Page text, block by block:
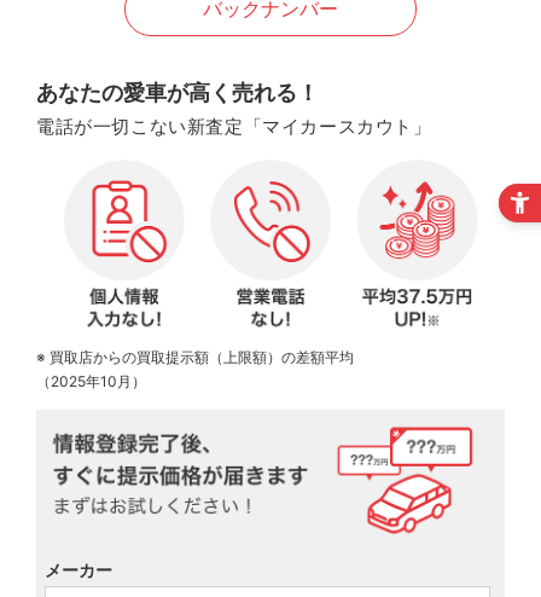
バックナンバー
あなたの愛車が高く売れる！
電話が一切こない新査定「マイカースカウト」
※ 買取店からの買取提示額（上限額）の差額平均
（2025年10月）
メーカー